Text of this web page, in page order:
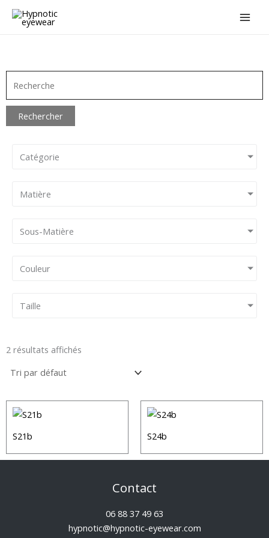
Aller
Rechercher
Catégorie
Matière
Sous-Matière
Couleur
Taille
2 résultats affichés
S21b S24b
Contact
06 88 37 49 63
hypnotic@hypnotic-eyewear.com